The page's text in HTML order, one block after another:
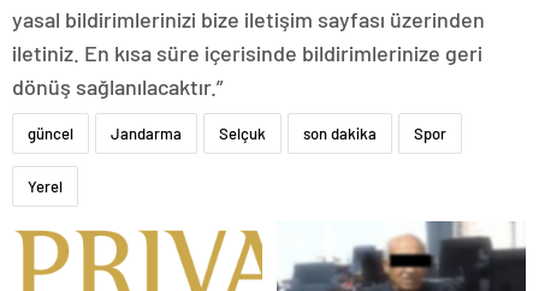
yasal bildirimlerinizi bize iletişim sayfası üzerinden
iletiniz. En kısa süre içerisinde bildirimlerinize geri
dönüş sağlanılacaktır.”
güncel Jandarma Selçuk son dakika Spor
Yerel